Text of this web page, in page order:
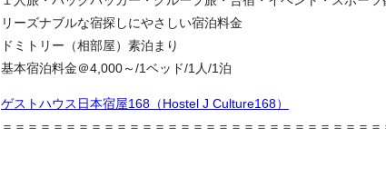
リーズナブルな宿探しにやさしい宿泊料金
ドミトリー（相部屋）素泊まり
基本宿泊料金＠4,000～/1ベッド/1人/1泊
ゲストハウス日本宿屋168（Hostel J Culture168）
＝＝＝＝＝＝＝＝＝＝＝＝＝＝＝＝＝＝＝＝＝＝＝＝＝＝＝＝＝＝